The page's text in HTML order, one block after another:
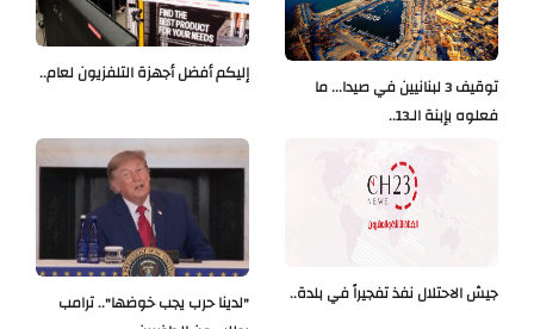
إليكم أفضل أجهزة التلفزيون لعام..
توقيف 3 لبنانيين في صيدا... ما
فعلوه بإبنة الـ13..
"لدينا حرب يجب خوضها".. ترامب
جيش الاحتلال نفذ تفجيراً في بلدة..